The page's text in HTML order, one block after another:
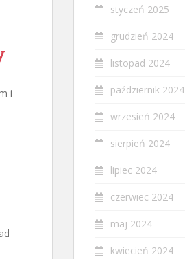
i
styczeń 2025
grudzień 2024
listopad 2024
październik 2024
wrzesień 2024
sierpień 2024
lipiec 2024
czerwiec 2024
maj 2024
kwiecień 2024